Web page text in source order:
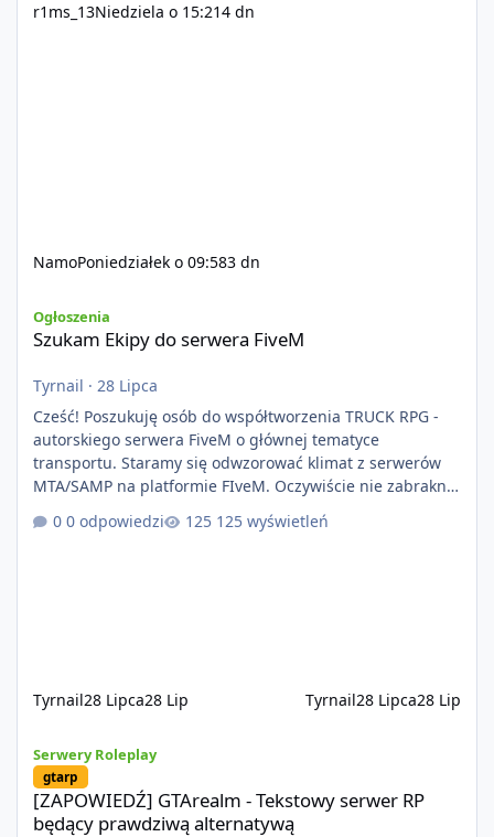
r1ms_13Niedziela o 15:214 dn
NamoPoniedziałek o 09:583 dn
Ogłoszenia
Szukam Ekipy do serwera FiveM
Tyrnail · 28 Lipca
Cześć! Poszukuję osób do współtworzenia TRUCK RPG -
autorskiego serwera FiveM o głównej tematyce
transportu. Staramy się odwzorować klimat z serwerów
MTA/SAMP na platformie FIveM. Oczywiście nie zabraknie
kontentu dla graczy którzy chcą robić coś innego niż
jeździć ciężarówką. Projekt tworzony jest od podstaw z
0 odpowiedzi 125 wyświetleń
Tyrnail28 Lipca28 Lip Tyrnail28 Lipca28 Lip
Serwery Roleplay
gtarp
[ZAPOWIEDŹ] GTArealm - Tekstowy serwer RP
będący prawdziwą alternatywą